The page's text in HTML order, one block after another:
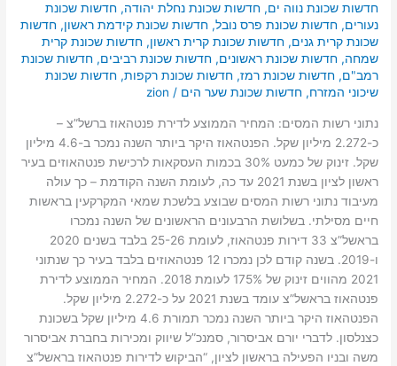
חדשות שכונת נווה ים,חדשות שכונת נחלת יהודה,חדשות שכונת
נעורים,חדשות שכונת פרס נובל,חדשות שכונת קידמת ראשון,חדשות
שכונת קרית גנים,חדשות שכונת קרית ראשון,חדשות שכונת קרית
שמחה,חדשות שכונת ראשונים,חדשות שכונת רביבים,חדשות שכונת
רמב"ם,חדשות שכונת רמז,חדשות שכונת רקפות,חדשות שכונת
שיכוני המזרח,חדשות שכונת שער הים /
zion
נתוני רשות המסים: המחיר הממוצע לדירת פנטהאוז ברשל”צ –
כ-2.272 מיליון שקל. הפנטהאוז היקר ביותר השנה נמכר ב-4.6 מיליון
שקל. זינוק של כמעט 30% בכמות העסקאות לרכישת פנטהאוזים בעיר
ראשון לציון בשנת 2021 עד כה, לעומת השנה הקודמת – כך עולה
מעיבוד נתוני רשות המסים שבוצע בלשכת שמאי המקרקעין בראשות
חיים מסילתי. בשלושת הרבעונים הראשונים של השנה נמכרו
בראשל”צ 33 דירות פנטהאוז, לעומת 25-26 בלבד בשנים 2020
ו-2019. בשנה קודם לכן נמכרו 12 פנטהאוזים בלבד בעיר כך שנתוני
2021 מהווים זינוק של 175% לעומת 2018. המחיר הממוצע לדירת
פנטהאוז בראשל”צ עומד בשנת 2021 על כ-2.272 מיליון שקל.
הפנטהאוז היקר ביותר השנה נמכר תמורת 4.6 מיליון שקל בשכונת
כצנלסון. לדברי יורם אביסרור, סמנכ”ל שיווק ומכירות בחברת אביסרור
משה ובניו הפעילה בראשון לציון, “הביקוש לדירות פנטהאוז בראשל”צ